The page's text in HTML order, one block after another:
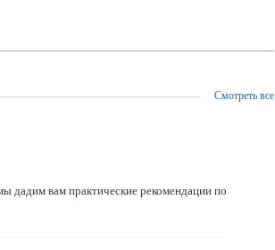
Смотреть все
дадим вам практические рекомендации по